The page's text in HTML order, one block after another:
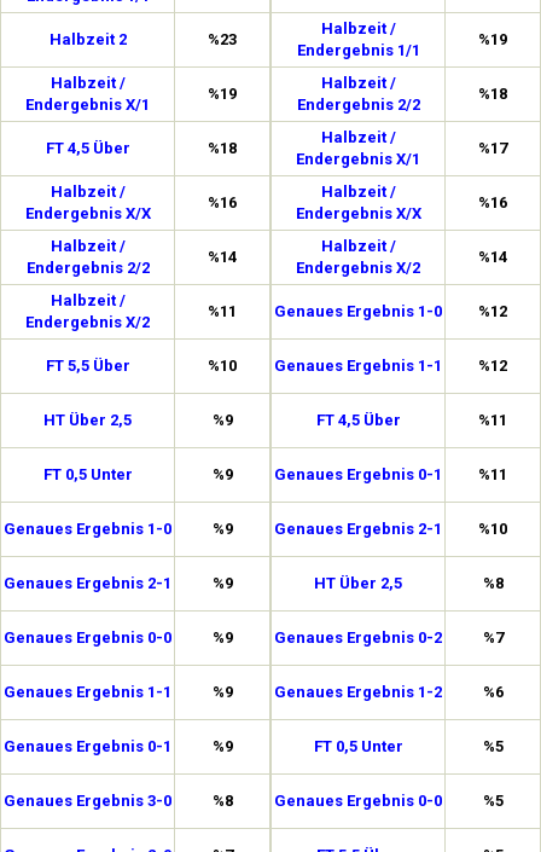
Halbzeit 2 %23
Halbzeit /
Endergebnis X/1
%19
FT 4,5 Über %18
Halbzeit /
Endergebnis X/X
%16
Halbzeit /
Endergebnis 2/2
%14
Halbzeit /
Endergebnis X/2
%11
FT 5,5 Über %10
HT Über 2,5 %9
FT 0,5 Unter %9
Genaues Ergebnis 1-0 %9
Genaues Ergebnis 2-1 %9
Genaues Ergebnis 0-0 %9
Genaues Ergebnis 1-1 %9
Genaues Ergebnis 0-1 %9
Genaues Ergebnis 3-0 %8
Halbzeit /
Endergebnis 1/1
%19
Halbzeit /
Endergebnis 2/2
%18
Halbzeit /
Endergebnis X/1
%17
Halbzeit /
Endergebnis X/X
%16
Halbzeit /
Endergebnis X/2
%14
Genaues Ergebnis 1-0 %12
Genaues Ergebnis 1-1 %12
FT 4,5 Über %11
Genaues Ergebnis 0-1 %11
Genaues Ergebnis 2-1 %10
HT Über 2,5 %8
Genaues Ergebnis 0-2 %7
Genaues Ergebnis 1-2 %6
FT 0,5 Unter %5
Genaues Ergebnis 0-0 %5